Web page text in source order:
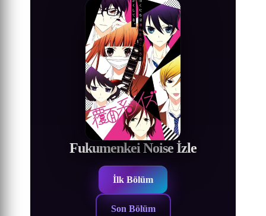
Fukumenkei Noise İzle
İlk Bölüm
Son Bölüm